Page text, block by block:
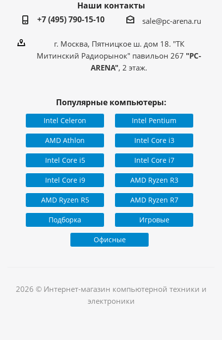
Наши контакты
+7 (495) 790-15-10
sale@pc-arena.ru
г. Москва, Пятницкое ш. дом 18. "ТК
Митинский Радиорынок" павильон 267 "PC-
ARENA", 2 этаж.
Популярные компьютеры:
Intel Celeron Intel Pentium
AMD Athlon Intel Core i3
Intel Core i5 Intel Core i7
Intel Core i9 AMD Ryzen R3
AMD Ryzen R5 AMD Ryzen R7
Подборка Игровые
Офисные
2026 © Интернет-магазин компьютерной техники и
электроники